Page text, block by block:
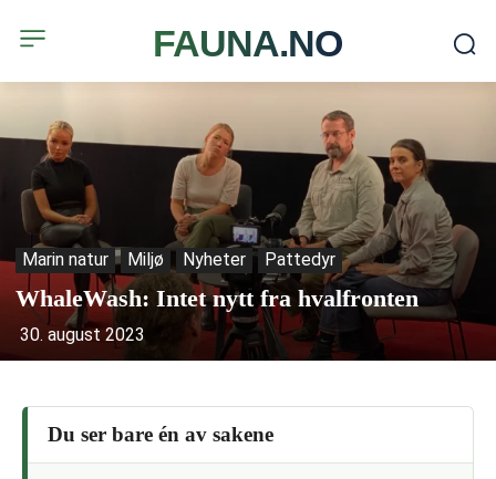
FAUNA.NO
Marin natur Miljø Nyheter Pattedyr
WhaleWash: Intet nytt fra hvalfronten
30. august 2023
Du ser bare én av sakene